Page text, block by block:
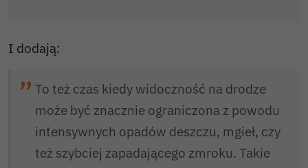
I dodają:
To też czas kiedy widoczność na drodze
może być znacznie ograniczona z powodu
intensywnych opadów deszczu, mgieł, czy
też szybciej zapadającego zmroku. Takie